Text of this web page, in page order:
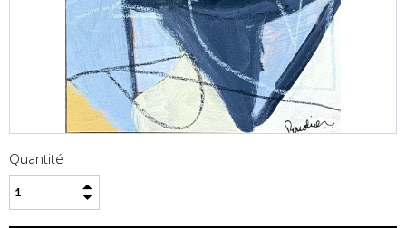
Quantité